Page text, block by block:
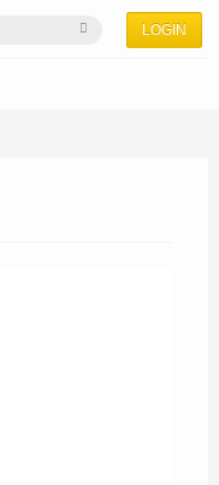
LOGIN